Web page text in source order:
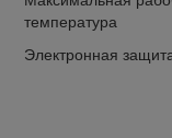
температура
Электронная